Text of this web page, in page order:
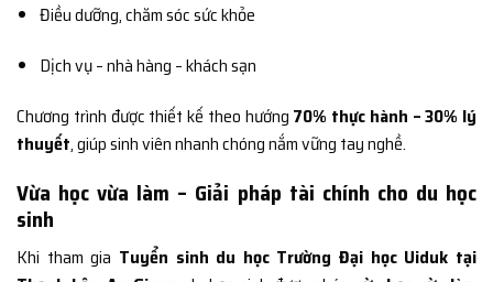
Điều dưỡng, chăm sóc sức khỏe
Dịch vụ – nhà hàng – khách sạn
Chương trình được thiết kế theo hướng 70% thực hành – 30% lý
thuyết, giúp sinh viên nhanh chóng nắm vững tay nghề.
Vừa học vừa làm – Giải pháp tài chính cho du học
sinh
Khi tham gia Tuyển sinh du học Trường Đại học Uiduk tại